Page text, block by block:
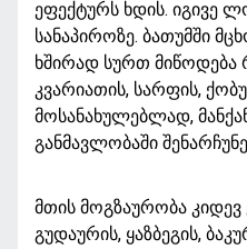
ეფექტურს ხდის. იგივე
სანაპიროზე. ბათუმში
ხშირად სურთ მიწოდება
კვარიათის, სარფის,
მოსანახულებლად,
განმავლობაში
მთის მოგზაურობა კიდევ
გუდაურის, ყაზბეგის,